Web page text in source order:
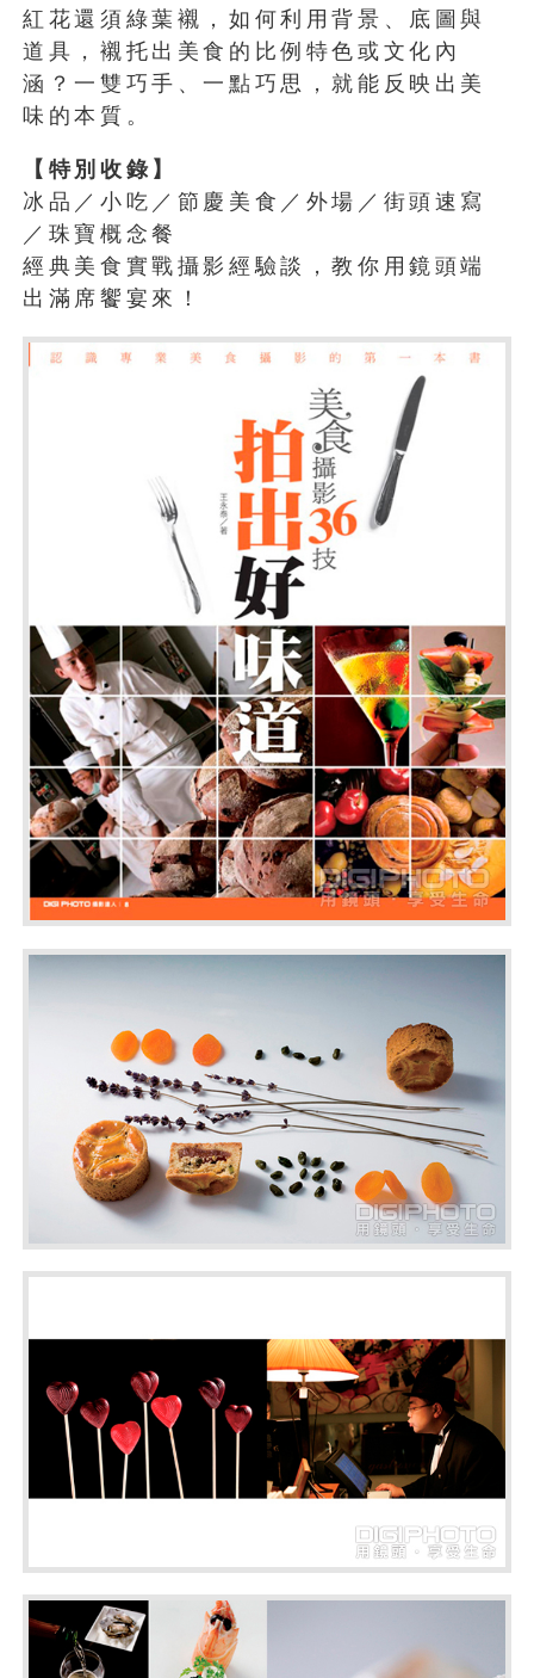
紅花還須綠葉襯，如何利用背景、底圖與
道具，襯托出美食的比例特色或文化內
涵？一雙巧手、一點巧思，就能反映出美
味的本質。
【特別收錄】
冰品／小吃／節慶美食／外場／街頭速寫
／珠寶概念餐
經典美食實戰攝影經驗談，教你用鏡頭端
出滿席饗宴來！